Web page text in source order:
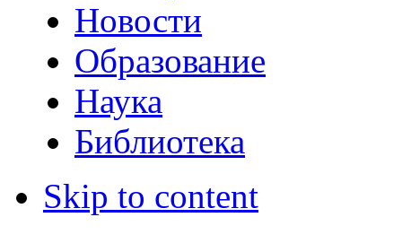
Новости
Образование
Наука
Библиотека
Skip to content